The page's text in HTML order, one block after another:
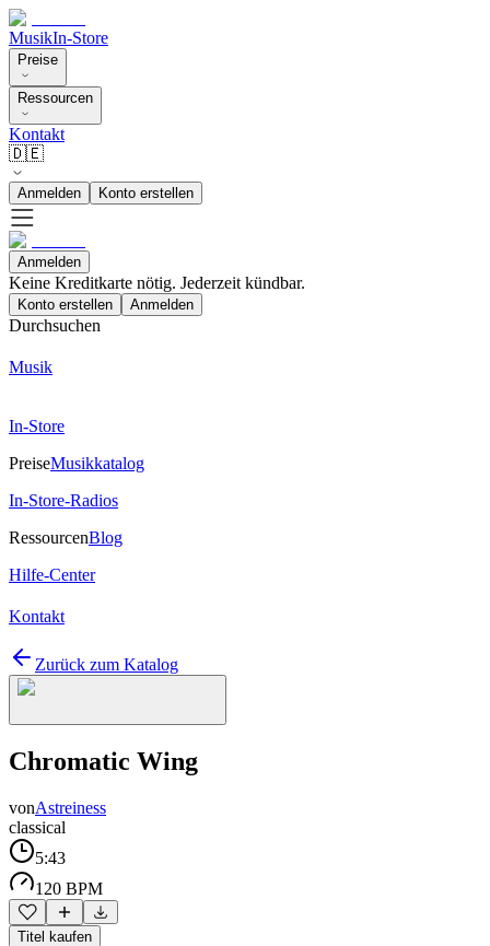
MusikIn-Store
Preise
Ressourcen
Kontakt
🇩🇪
Anmelden Konto erstellen
Anmelden
Keine Kreditkarte nötig. Jederzeit kündbar.
Konto erstellen Anmelden
Durchsuchen
Musik
In-Store
PreiseMusikkatalog
In-Store-Radios
RessourcenBlog
Hilfe-Center
Kontakt
Zurück zum Katalog
Chromatic Wing
vonAstreiness
classical
5:43
120 BPM
Titel kaufen